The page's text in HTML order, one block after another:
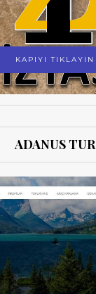
KAPIYI TIKLAYIN
ADANUS TUR